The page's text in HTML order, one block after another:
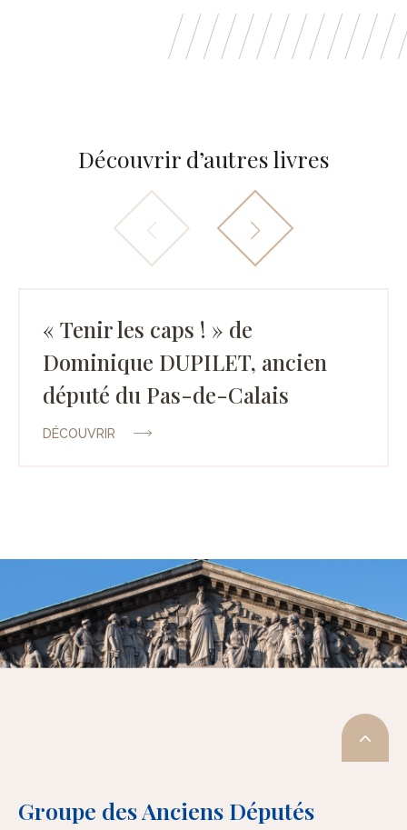
Découvrir d’autres livres
« Tenir les caps ! » de
Dominique DUPILET, ancien
député du Pas-de-Calais
DÉCOUVRIR
Groupe des Anciens Députés